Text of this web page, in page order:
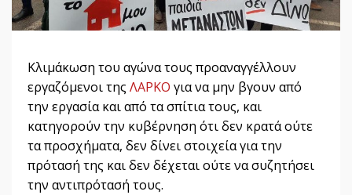
Κλιμάκωση του αγώνα τους προαναγγέλλουν
εργαζόμενοι της ΛΑΡΚΟ για να μην βγουν από
την εργασία και από τα σπίτια τους, και
κατηγορούν την κυβέρνηση ότι δεν κρατά ούτε
τα προσχήματα, δεν δίνει στοιχεία για την
πρότασή της και δεν δέχεται ούτε να συζητήσει
την αντιπρότασή τους.